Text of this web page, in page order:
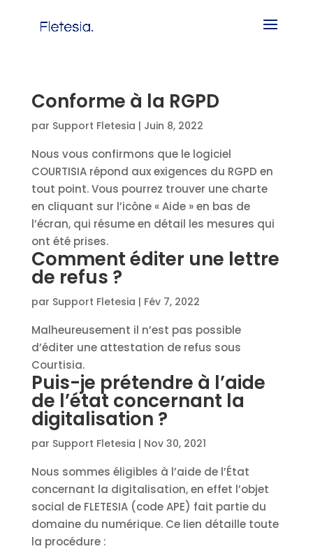
Conforme à la RGPD
par Support Fletesia | Juin 8, 2022
Nous vous confirmons que le logiciel
COURTISIA répond aux exigences du RGPD en
tout point. Vous pourrez trouver une charte
en cliquant sur l’icône « Aide » en bas de
l’écran, qui résume en détail les mesures qui
ont été prises.
Comment éditer une lettre
de refus ?
par Support Fletesia | Fév 7, 2022
Malheureusement il n’est pas possible
d’éditer une attestation de refus sous
Courtisia.
Puis-je prétendre à l’aide
de l’état concernant la
digitalisation ?
par Support Fletesia | Nov 30, 2021
Nous sommes éligibles à l’aide de l’État
concernant la digitalisation, en effet l’objet
social de FLETESIA (code APE) fait partie du
domaine du numérique. Ce lien détaille toute
la procédure :